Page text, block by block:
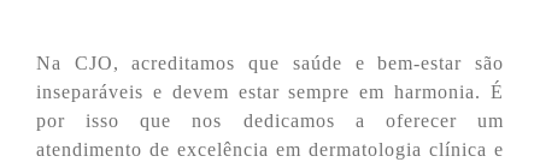
Na CJO, acreditamos que saúde e bem-estar são
inseparáveis e devem estar sempre em harmonia. É
por isso que nos dedicamos a oferecer um
atendimento de excelência em dermatologia clínica e